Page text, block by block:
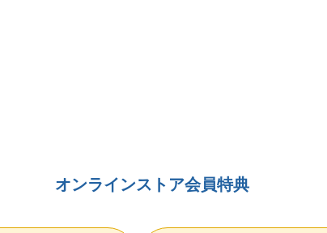
オンラインストア会員特典